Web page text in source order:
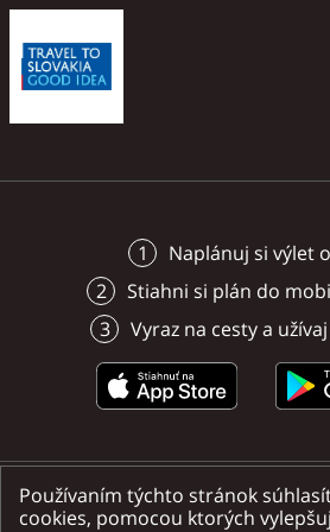
Naplánuj si výlet
Stiahni si plán do
Vyraz na cesty a
Nájdete nás na
Používaním týchto stránok
cookies, pomocou ktorých